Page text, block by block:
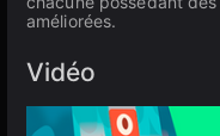
améliorées.
Vidéo